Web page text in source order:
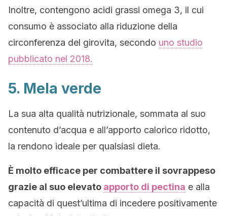
Inoltre, contengono acidi grassi omega 3, il cui
consumo è associato alla riduzione della
circonferenza del girovita, secondo uno studio
pubblicato nel 2018.
5. Mela verde
La sua alta qualità nutrizionale, sommata al suo
contenuto d’acqua e all’apporto calorico ridotto,
la rendono ideale per qualsiasi dieta.
È molto efficace per combattere il sovrappeso
grazie al suo elevato apporto di pectina e alla
capacità di quest’ultima di incedere positivamente